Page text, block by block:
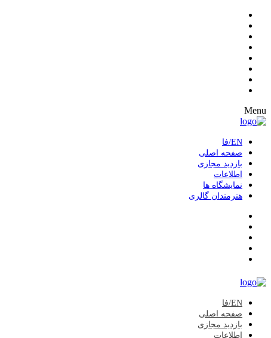
Menu
EN/فا
صفحه اصلی
بازدید مجازی
اطلاعات
نمایشگاه ها
هنرمندان گالری
EN/فا
صفحه اصلی
بازدید مجازی
اطلاعات